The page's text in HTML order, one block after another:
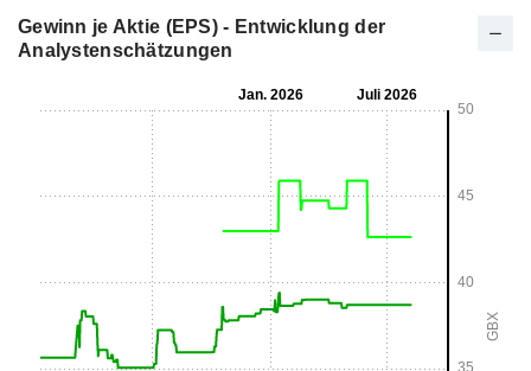
Gewinn je Aktie (EPS) - Entwicklung der
Analystenschätzungen